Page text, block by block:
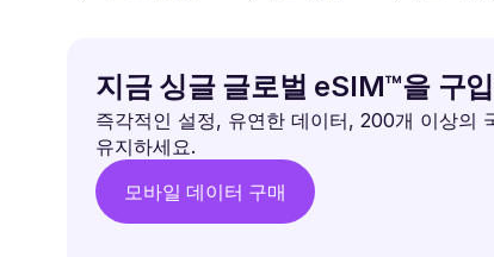
지금 싱글 글로벌 eSIM™을 구
즉각적인 설정, 유연한 데이터, 200개 이상의
유지하세요.
모바일 데이터 구매